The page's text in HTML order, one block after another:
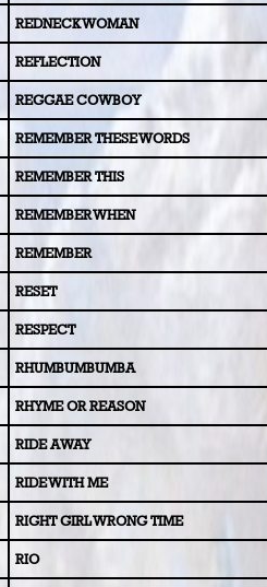
REDNECK WOMAN
REFLECTION
REGGAE COWBOY
REMEMBER THESE WORDS
REMEMBER THIS
REMEMBER WHEN
REMEMBER
RESET
RESPECT
RHUMBUMBUMBA
RHYME OR REASON
RIDEAWAY
RIDE WITH ME
RIGHT GIRL WRONG TIME
RIO